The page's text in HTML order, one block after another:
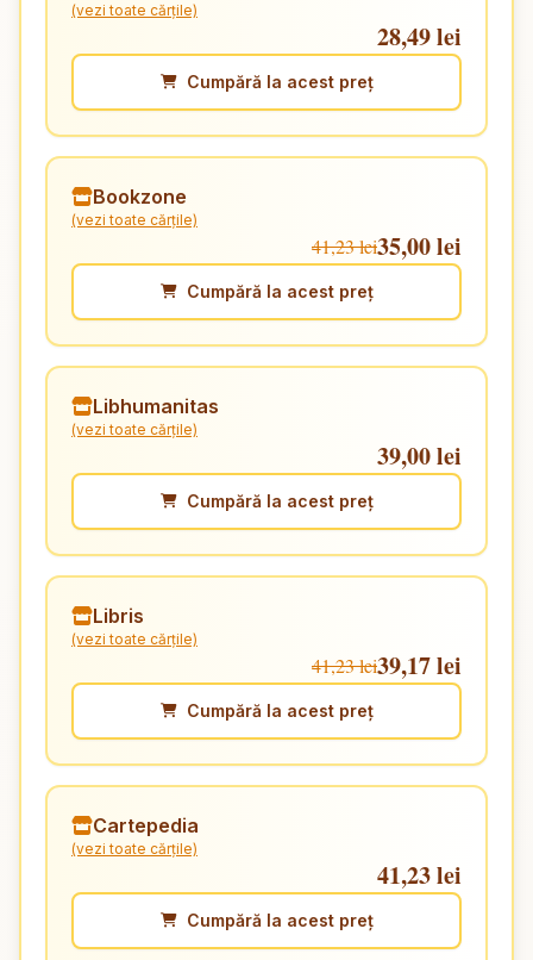
(vezi toate cărțile)
28,49 lei
Cumpără la acest preț
Bookzone
(vezi toate cărțile)
41,23 lei35,00 lei
Cumpără la acest preț
Libhumanitas
(vezi toate cărțile)
39,00 lei
Cumpără la acest preț
Libris
(vezi toate cărțile)
41,23 lei39,17 lei
Cumpără la acest preț
Cartepedia
(vezi toate cărțile)
41,23 lei
Cumpără la acest preț